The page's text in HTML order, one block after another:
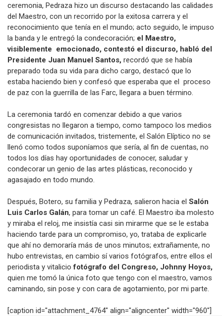
ceremonia, Pedraza hizo un discurso destacando las calidades
del Maestro, con un recorrido por la exitosa carrera y el
reconocimiento que tenía en el mundo; acto seguido, le impuso
la banda y le entregó la condecoración; el Maestro,
visiblemente emocionado, contestó el discurso, habló del
Presidente Juan Manuel Santos, recordó que se había
preparado toda su vida para dicho cargo, destacó que lo
estaba haciendo bien y confesó que esperaba que el proceso
de paz con la guerrilla de las Farc, llegara a buen término.
La ceremonia tardó en comenzar debido a que varios
congresistas no llegaron a tiempo, como tampoco los medios
de comunicación invitados, tristemente, el Salón Elíptico no se
llenó como todos suponíamos que sería, al fin de cuentas, no
todos los días hay oportunidades de conocer, saludar y
condecorar un genio de las artes plásticas, reconocido y
agasajado en todo mundo.
Después, Botero, su familia y Pedraza, salieron hacia el Salón
Luis Carlos Galán, para tomar un café. El Maestro iba molesto
y miraba el reloj, me insistía casi sin mirarme que se le estaba
haciendo tarde para un compromiso, yo, trataba de explicarle
que ahí no demoraría más de unos minutos; extrañamente, no
hubo entrevistas, en cambio sí varios fotógrafos, entre ellos el
periodista y vitaliciofotógrafo del Congreso, Johnny Hoyos,
quien me tomó la única foto que tengo con el maestro, vamos
caminando, sin pose y con cara de agotamiento, por mi parte.
[caption id="attachment_4764" align="aligncenter" width="960"]